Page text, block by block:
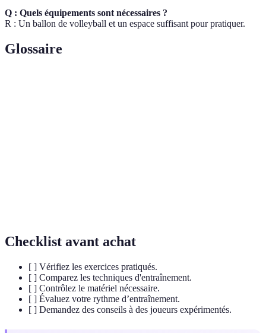
Q : Quels équipements sont nécessaires ?
R : Un ballon de volleyball et un espace suffisant pour pratiquer.
Glossaire
Checklist avant achat
[ ] Vérifiez les exercices pratiqués.
[ ] Comparez les techniques d'entraînement.
[ ] Contrôlez le matériel nécessaire.
[ ] Évaluez votre rythme d’entraînement.
[ ] Demandez des conseils à des joueurs expérimentés.